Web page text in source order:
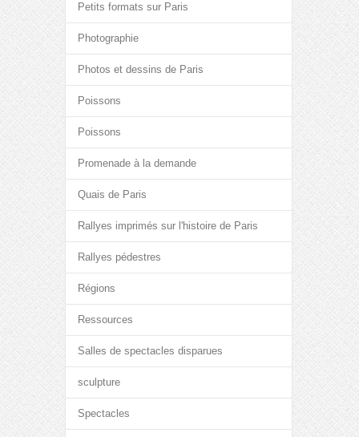
Petits formats sur Paris
Photographie
Photos et dessins de Paris
Poissons
Poissons
Promenade à la demande
Quais de Paris
Rallyes imprimés sur l'histoire de Paris
Rallyes pédestres
Régions
Ressources
Salles de spectacles disparues
sculpture
Spectacles